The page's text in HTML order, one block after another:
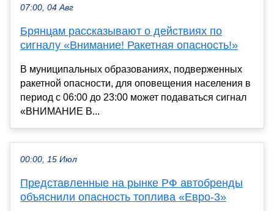
07:00, 04 Авг
Брянцам рассказывают o действиях по
сигналу «Вниманиe! Ракетная опасность!»
В муниципальных образованиях, подверженных
ракетной опасности, для оповещения населения в
период с 06:00 до 23:00 может подаваться сигнал
«ВНИМАНИЕ В...
00:00, 15 Июл
Представленные на рынке РФ автобренды
объяснили опасность топлива «Евро-3»